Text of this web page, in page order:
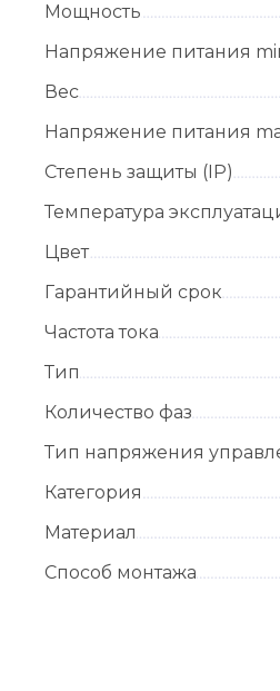
Мощность
Напряжение питания
Вес
Напряжение питания
Степень защиты (IP)
Температура
Цвет
Гарантийный срок
Частота тока
Тип
Количество фаз
Тип напряжения
Категория
Материал
Способ монтажа